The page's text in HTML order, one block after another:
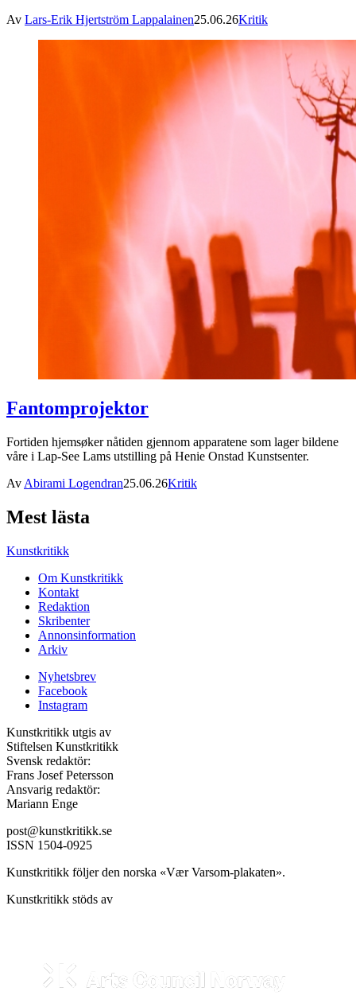
Av Lars-Erik Hjertström Lappalainen25.06.26Kritik
Fantomprojektor
Fortiden hjemsøker nåtiden gjennom apparatene som lager bildene
våre i Lap-See Lams utstilling på Henie Onstad Kunstsenter.
Av Abirami Logendran25.06.26Kritik
Mest lästa
Kunstkritikk
Om Kunstkritikk
Kontakt
Redaktion
Skribenter
Annonsinformation
Arkiv
Nyhetsbrev
Facebook
Instagram
Kunstkritikk utgis av
Stiftelsen Kunstkritikk
Svensk redaktör:
Frans Josef Petersson
Ansvarig redaktör:
Mariann Enge
post@kunstkritikk.se
ISSN 1504-0925
Kunstkritikk följer den norska «Vær Varsom-plakaten».
Kunstkritikk stöds av